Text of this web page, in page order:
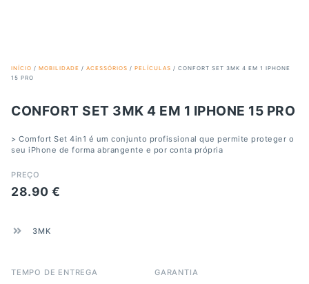
INÍCIO / MOBILIDADE / ACESSÓRIOS / PELÍCULAS / CONFORT SET 3MK 4 EM 1 IPHONE
15 PRO
CONFORT SET 3MK 4 EM 1 IPHONE 15 PRO
> Comfort Set 4in1 é um conjunto profissional que permite proteger o
seu iPhone de forma abrangente e por conta própria
PREÇO
28.90 €
3MK
TEMPO DE ENTREGA
GARANTIA